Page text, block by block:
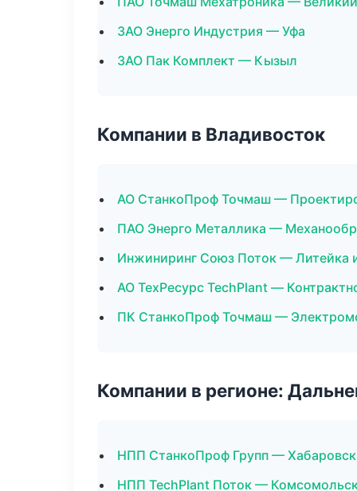
ЗАО Энерго Индустрия — Уфа
ЗАО Пак Комплект — Кызыл
Компании в Владивосток
АО СтанкоПроф Точмаш —
ПАО Энерго Металлика —
Инжиниринг Союз Поток — Литейка
АО ТехРесурс TechPlant —
ПК СтанкоПроф Точмаш —
Компании в регионе:
НПП СтанкоПроф Групп — Хабаровск
НПП TechPlant Поток —